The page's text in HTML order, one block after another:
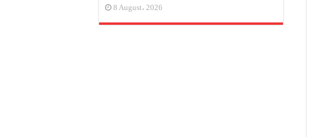
8 August، 2026